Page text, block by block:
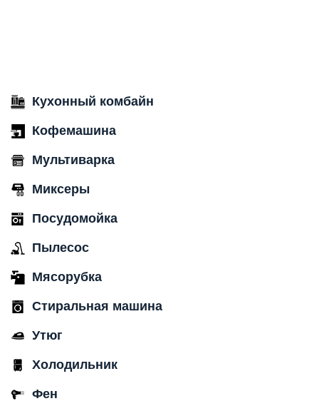
Кухонный комбайн
Кофемашина
Мультиварка
Миксеры
Посудомойка
Пылесос
Мясорубка
Стиральная машина
Утюг
Холодильник
Фен